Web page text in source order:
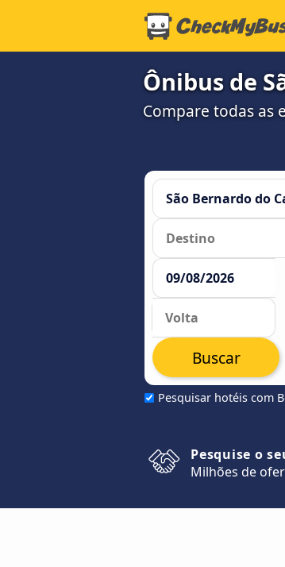
Ônibus de
Compare todas as
Pesquisar hotéis com
Buscar
Pesquise o
Milhões de